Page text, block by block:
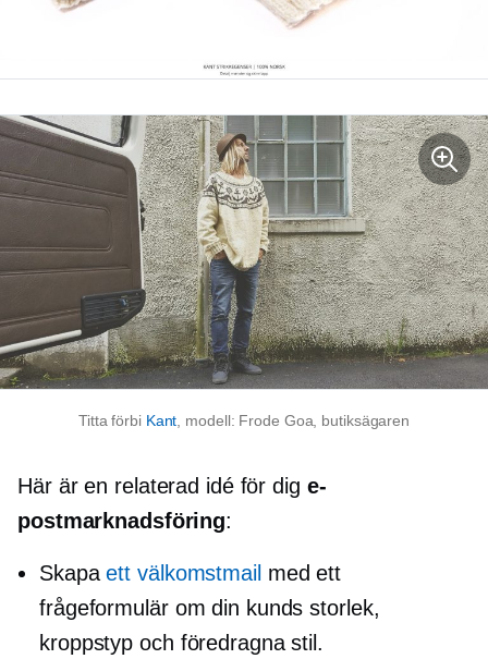
Titta förbi Kant , modell: Frode Goa, butiksägaren
Här är en relaterad idé för dig e-
postmarknadsföring:
Skapaett välkomstmail med ett
frågeformulär om din kunds storlek,
kroppstyp och föredragna stil.